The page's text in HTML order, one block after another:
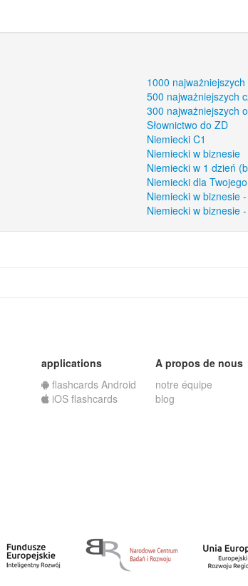
1000
500 najważniejszych
300 najważniejszych
Słownictwo do ZD
Niemiecki C1
Niemiecki w biznesie
Niemiecki w 1 dzień
Niemiecki dla
Niemiecki w biznesie
Niemiecki w biznesie
applications
flashcards Android
iOS flashcards
A propos de nous
notre équipe
blog